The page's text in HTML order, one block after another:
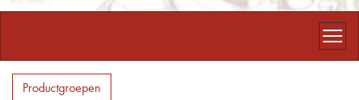
Productgroepen